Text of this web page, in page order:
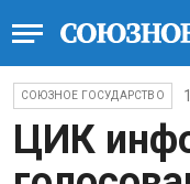
СОЮЗНОЕ ГОСУДАРСТВО
ЦИК